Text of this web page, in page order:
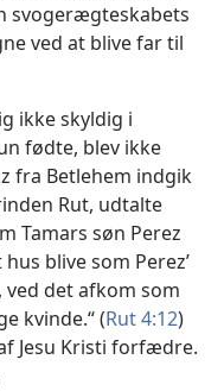
svogerægteskabets
ved at blive far til
ikke skyldig i
fødte, blev ikke
fra Betlehem indgik
Rut, udtalte
Tamars søn Perez
blive som Perez’
ved det afkom som
kvinde.“ (Rut 4:12)
Jesu Kristi forfædre.